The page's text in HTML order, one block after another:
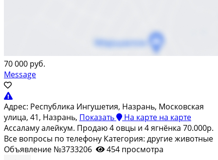
70 000 руб.
Message
Адрес: Республика Ингушетия, Назрань, Московская
улица, 41, Назрань, Показать На карте на карте
Ассаламу алейкум. Продаю 4 овцы и 4 ягнёнка 70.000р.
Все вопросы по телефону Категория: другие животные
Объявление №3733206
454 просмотра